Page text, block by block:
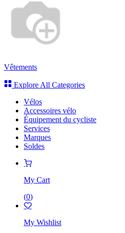
Vêtements
Explore All Categories
Vélos
Accessoires vélo
Équipement du cycliste
Services
Marques
Soldes
My Cart
(0)
My Wishlist